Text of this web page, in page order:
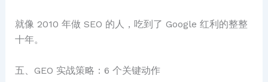
就像 2010 年做 SEO 的人，吃到了 Google 红利的整整
十年。
五、GEO 实战策略：6 个关键动作